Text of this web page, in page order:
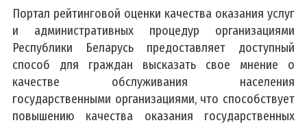
Портал рейтинговой оценки качества оказания услуг
и административных процедур организациями
Республики Беларусь предоставляет доступный
способ для граждан высказать свое мнение о
качестве обслуживания населения
государственными организациями, что способствует
повышению качества оказания государственных